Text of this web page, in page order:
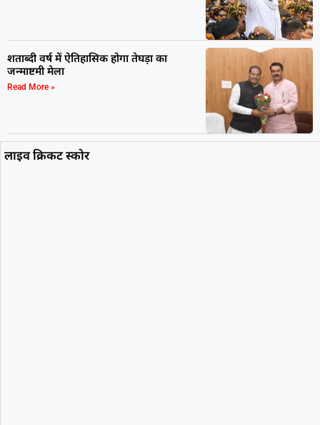
शताब्दी वर्ष में ऐतिहासिक होगा तेघड़ा का
जन्माष्टमी मेला
Read More »
लाइव क्रिकट स्कोर